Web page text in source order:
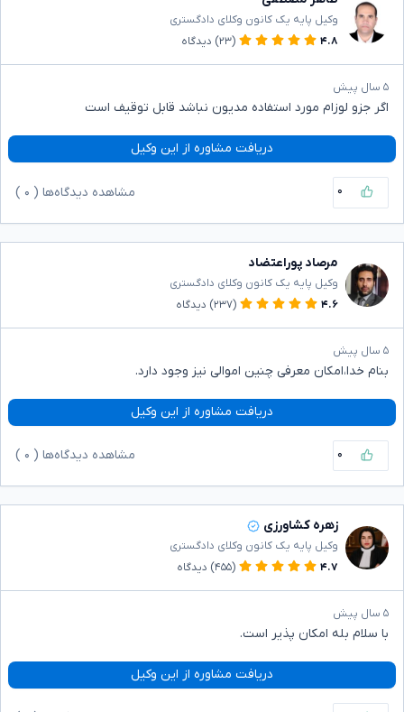
وکیل پایه یک کانون وکلای دادگستری
۴.۸
(۲۳) دیدگاه
۵ سال پیش
اگر جزو لوزام مورد استفاده مدیون نباشد قابل توقیف است
دریافت مشاوره از این وکیل
۰ مشاهده دیدگاه‌ها ( ۰
مرصاد پوراعتضاد
وکیل پایه یک کانون وکلای دادگستری
۴.۶
(۲۳۷) دیدگاه
۵ سال پیش
بنام خدا،امکان معرفی چنین اموالی نیز وجود دارد.
دریافت مشاوره از این وکیل
۰ مشاهده دیدگاه‌ها ( ۰
زهره کشاورزی
وکیل پایه یک کانون وکلای دادگستری
۴.۷
(۴۵۵) دیدگاه
۵ سال پیش
با سلام بله امکان پذیر است.
دریافت مشاوره از این وکیل